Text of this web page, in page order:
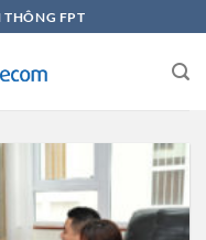
THÔNG FPT